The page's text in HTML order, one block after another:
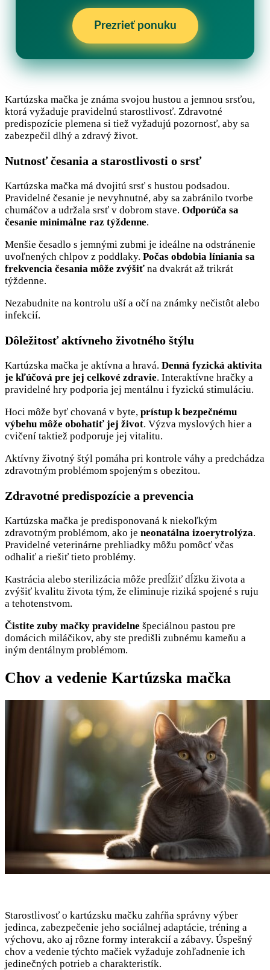
Prezrieť ponuku
Kartúzska mačka je známa svojou hustou a jemnou srsťou,
ktorá vyžaduje pravidelnú starostlivosť. Zdravotné
predispozície plemena si tiež vyžadujú pozornosť, aby sa
zabezpečil dlhý a zdravý život.
Nutnosť česania a starostlivosti o srsť
Kartúzska mačka má dvojitú srsť s hustou podsadou.
Pravidelné česanie je nevyhnutné, aby sa zabránilo tvorbe
chumáčov a udržala srsť v dobrom stave. Odporúča sa
česanie minimálne raz týždenne.
Menšie česadlo s jemnými zubmi je ideálne na odstránenie
uvoľnených chlpov z poddlaky. Počas obdobia líniania sa
frekvencia česania môže zvýšiť na dvakrát až trikrát
týždenne.
Nezabudnite na kontrolu uší a očí na známky nečistôt alebo
infekcií.
Dôležitosť aktívneho životného štýlu
Kartúzska mačka je aktívna a hravá. Denná fyzická aktivita
je kľúčová pre jej celkové zdravie. Interaktívne hračky a
pravidelné hry podporia jej mentálnu i fyzickú stimuláciu.
Hoci môže byť chovaná v byte, prístup k bezpečnému
výbehu môže obohatiť jej život. Výzva myslových hier a
cvičení taktiež podporuje jej vitalitu.
Aktívny životný štýl pomáha pri kontrole váhy a predchádza
zdravotným problémom spojeným s obezitou.
Zdravotné predispozície a prevencia
Kartúzska mačka je predisponovaná k niekoľkým
zdravotným problémom, ako je neonatálna izoerytrolýza.
Pravidelné veterinárne prehliadky môžu pomôcť včas
odhaliť a riešiť tieto problémy.
Kastrácia alebo sterilizácia môže predĺžiť dĺžku života a
zvýšiť kvalitu života tým, že eliminuje riziká spojené s ruju
a tehotenstvom.
Čistite zuby mačky pravidelne špeciálnou pastou pre
domácich miláčikov, aby ste predišli zubnému kameňu a
iným dentálnym problémom.
Chov a vedenie Kartúzska mačka
Starostlivosť o kartúzsku mačku zahŕňa správny výber
jedinca, zabezpečenie jeho sociálnej adaptácie, tréning a
výchovu, ako aj rôzne formy interakcií a zábavy. Úspešný
chov a vedenie týchto mačiek vyžaduje zohľadnenie ich
jedinečných potrieb a charakteristík.